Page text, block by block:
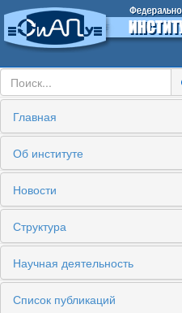
Главная
Об институте
Новости
Структура
Научная деятельность
Список публикаций